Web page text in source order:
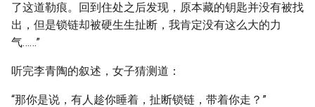
了这道勒痕。回到住处之后发现，原本藏的钥匙并没有被找
出，但是锁链却被硬生生扯断，我肯定没有这么大的力
气……”
听完李青陶的叙述，女子猜测道：
“那你是说，有人趁你睡着，扯断锁链，带着你走？”